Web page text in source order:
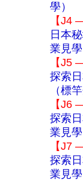
學）
【J4
日本
業見學
【J5
探索
（標
【J6
探索
業見學
【J7
探索
業見學